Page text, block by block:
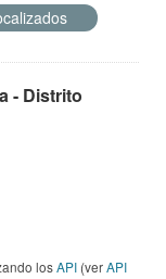
- Distrito
losAPI (verAPI